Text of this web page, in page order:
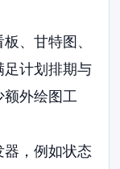
、甘特图、
足计划排期与
外绘图工
，例如状态